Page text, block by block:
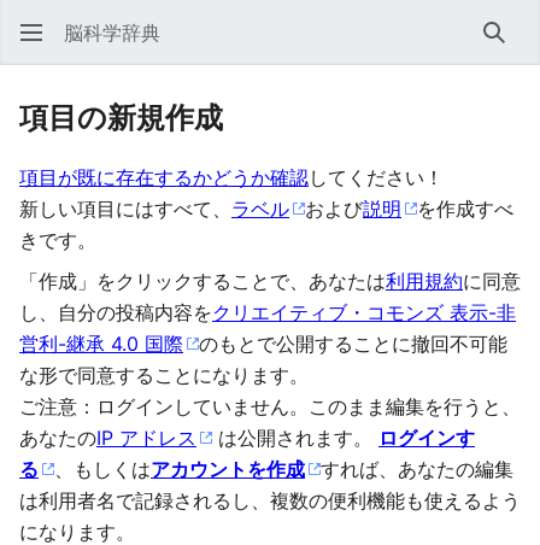
脳科学辞典 検索
項目の新規作成
項目が既に存在するかどうか確認してください！
新しい項目にはすべて、 ラベル および説明
を作成すべ
きです。
「作成」をクリックすることで、あなたは利用規約に同意
し、自分の投稿内容をクリエイティブ・コモンズ 表示-非
営利-継承 4.0 国際
のもとで公開することに撤回不可能
な形で同意することになります。
ご注意：ログインしていません。このまま編集を行うと、
あなたのIP アドレス は公開されます。
ログインす
る
、もしくはアカウントを作成
すれば、あなたの編集
は利用者名で記録されるし、複数の便利機能も使えるよう
になります。